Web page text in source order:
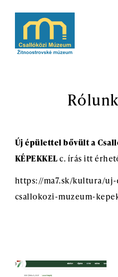
navigációhoz
Új épülettel bővült a
KÉPEKKELc. írás itt
https://ma7.sk/kultura/
csallokozi-muzeum-